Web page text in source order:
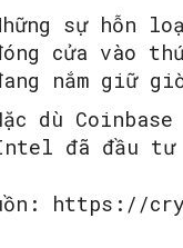
sự hỗn
cửa vào
nắm giữ
dù
đã đầu tư
https://